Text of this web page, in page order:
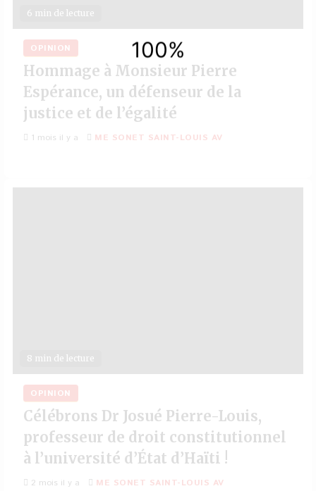
6 min de lecture
OPINION
Hommage à Monsieur Pierre
Espérance, un défenseur de la
justice et de l’égalité
1 mois il y a ME SONET SAINT-LOUIS AV
8 min de lecture
OPINION
Célébrons Dr Josué Pierre-Louis,
professeur de droit constitutionnel
à l’université d’État d’Haïti !
2 mois il y a ME SONET SAINT-LOUIS AV